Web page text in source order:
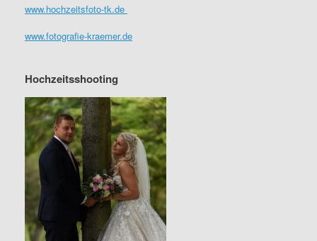
www.hochzeitsfoto-tk.de
www.fotografie-kraemer.de
Hochzeitsshooting